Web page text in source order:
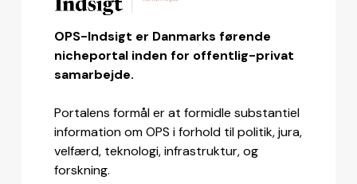
OPS-Indsigt er Danmarks førende
nicheportal inden for offentlig-privat
samarbejde.
Portalens formål er at formidle substantiel
information om OPS i forhold til politik, jura,
velfærd, teknologi, infrastruktur, og
forskning.